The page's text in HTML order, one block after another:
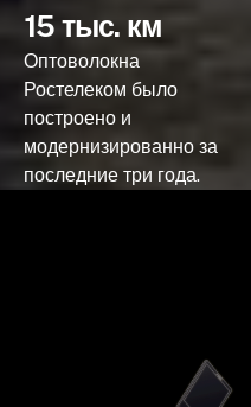
15 тыс. км
Оптоволокна
Ростелеком было
построено и
модернизированно за
последние три года.